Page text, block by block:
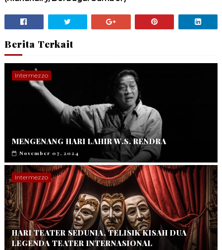
Berita Terkait
Intermezzo
MENGENANG HARI LAHIR W.S. RENDRA
November 07, 2024
Intermezzo
HARI TEATER SEDUNIA, TELISIK KISAH DUA
LEGENDA TEATER INTERNASIONAL